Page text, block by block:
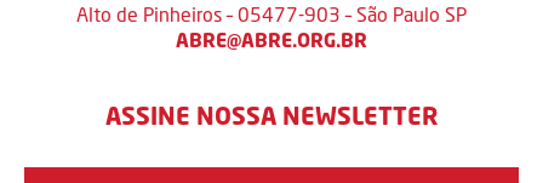
Alto de Pinheiros – 05477-903 – São Paulo SP
ABRE@ABRE.ORG.BR
ASSINE NOSSA NEWSLETTER